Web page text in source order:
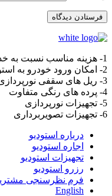
1- هزینه مناسب نسبت به خدمات
2- امکان ورود خودرو به استودیو
3- ریل های سقفی نورپردازی
4- پرده های رنگی متفاوت
5- تجهیزات نورپردازی
6- تجهیزات تصویربرداری
درباره استودیو
اجاره استودیو
تجهیزات استودیو
رزرو استودیو
فرم نظرسنجی
English